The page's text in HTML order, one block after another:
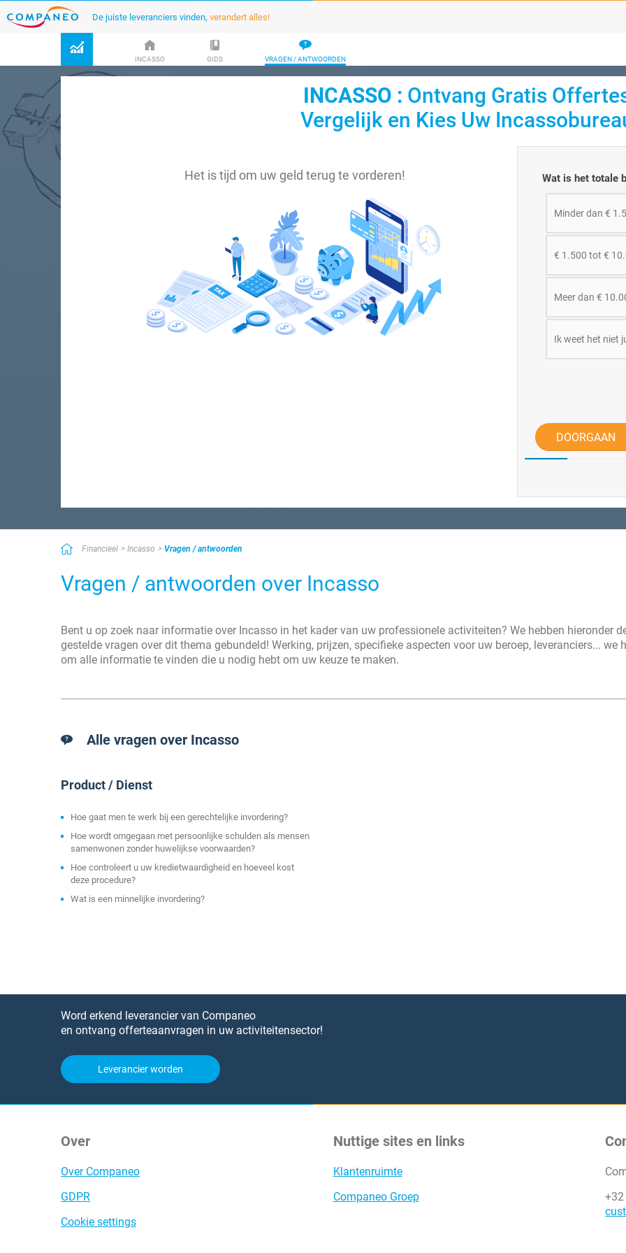
De juiste leveranciers vinden, verandert alles!
INCASSO GIDS VRAGEN / ANTWOORDEN
INCASSO : Ontvang Gratis
Vergelijk en Kies Uw
Het is tijd om uw geld terug te vorderen! Wat is het totale
Minder dan €
€ 1.500 tot €
Meer dan €
Ik weet het niet
DOORGAAN
Financieel Incasso Vragen / antwoorden
Vragen / antwoorden over Incasso
Bent u op zoek naar informatie over Incasso in het kader van uw professionele activiteiten? We hebben hieronder
gestelde vragen over dit thema gebundeld! Werking, prijzen, specifieke aspecten voor uw beroep, leveranciers... we
om alle informatie te vinden die u nodig hebt om uw keuze te maken.
Alle vragen over Incasso
Product / Dienst
Hoe gaat men te werk bij een gerechtelijke invordering?
Hoe wordt omgegaan met persoonlijke schulden als mensen
samenwonen zonder huwelijkse voorwaarden?
Hoe controleert u uw kredietwaardigheid en hoeveel kost
deze procedure?
Wat is een minnelijke invordering?
Word erkend leverancier van Companeo
en ontvang offerteaanvragen in uw activiteitensector!
Leverancier worden
Over
Over Companeo
GDPR
Cookie settings
Nuttige sites en links
Klantenruimte
Companeo Groep